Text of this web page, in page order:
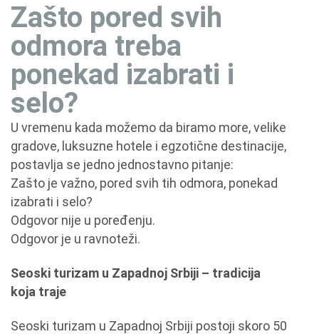
Zašto pored svih
odmora treba
ponekad izabrati i
selo?
U vremenu kada možemo da biramo more, velike
gradove, luksuzne hotele i egzotične destinacije,
postavlja se jedno jednostavno pitanje:
Zašto je važno, pored svih tih odmora, ponekad
izabrati i selo?
Odgovor nije u poređenju.
Odgovor je u ravnoteži.
Seoski turizam u Zapadnoj Srbiji – tradicija
koja traje
Seoski turizam u Zapadnoj Srbiji postoji skoro 50